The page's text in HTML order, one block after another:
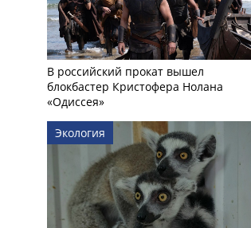
В российский прокат вышел
блокбастер Кристофера Нолана
«Одиссея»
Экология